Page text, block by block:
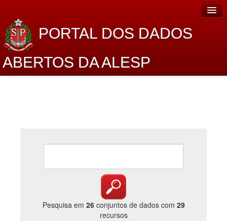
PORTAL DOS DADOS
ABERTOS DA ALESP
Lei de Acesso à Informação
Catálogo de dados
Pesquisa em 26conjuntos de dados com 29
recursos